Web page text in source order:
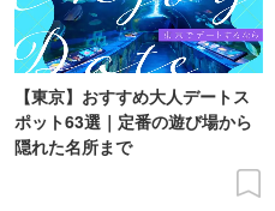
【東京】おすすめ大人デートス
ポット63選｜定番の遊び場から
隠れた名所まで